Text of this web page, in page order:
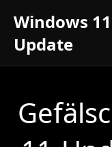
Windows 11
Update